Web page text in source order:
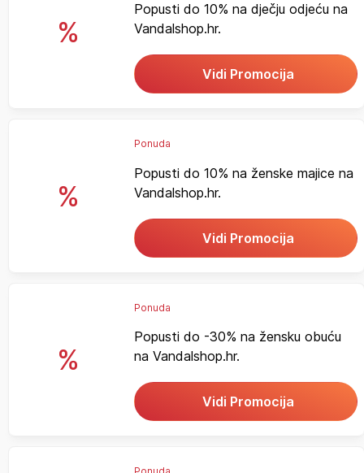
%
Popusti do 10% na dječju odjeću na
Vandalshop.hr.
Vidi Promocija
%
Ponuda
Popusti do 10% na ženske majice na
Vandalshop.hr.
Vidi Promocija
%
Ponuda
Popusti do -30% na žensku obuću
na Vandalshop.hr.
Vidi Promocija